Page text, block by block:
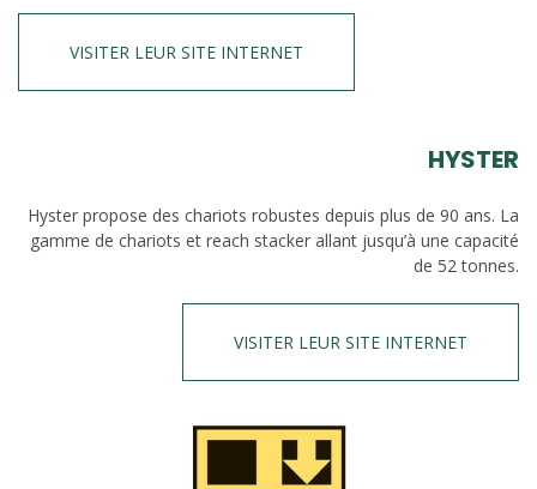
VISITER LEUR SITE INTERNET
HYSTER
Hyster propose des chariots robustes depuis plus de 90 ans. La
gamme de chariots et reach stacker allant jusqu’à une capacité
de 52 tonnes.
VISITER LEUR SITE INTERNET